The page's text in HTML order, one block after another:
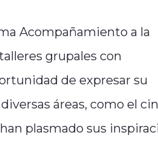
Acompañamiento a la
grupales con
de expresar su
áreas, como el
plasmado sus